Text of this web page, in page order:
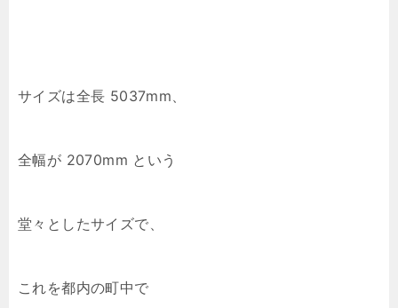
サイズは全長 5037mm、
全幅が 2070mm という
堂々としたサイズで、
これを都内の町中で